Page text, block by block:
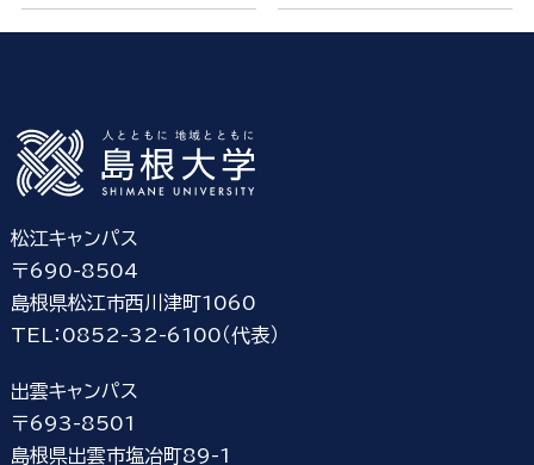
松江キャンパス
〒690-8504
島根県松江市西川津町1060
TEL：0852-32-6100（代表）
出雲キャンパス
〒693-8501
島根県出雲市塩冶町89-1